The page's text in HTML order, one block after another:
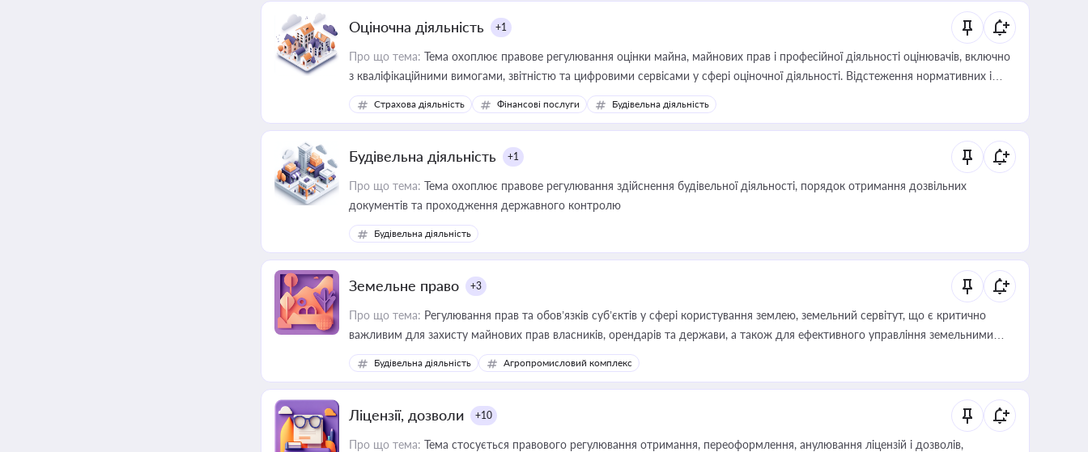
Оціночна діяльність +1
Про що тема: Тема охоплює правове регулювання оцінки майна, майнових прав і професійної діяльності оцінювачів, включно
з кваліфікаційними вимогами, звітністю та цифровими сервісами у сфері оціночної діяльності. Відстеження нормативних і
медійних змін у цій сфері корисне для власника бізнесу, керівника, юриста або бухгалтера під час оподаткування,
приватизації, оренди державного майна, корпоративних угод і перевірки статусу суб'єктів оціночної діяльності
Страхова діяльність Фінансові послуги Будівельна діяльність
Будівельна діяльність +1
Про що тема: Тема охоплює правове регулювання здійснення будівельної діяльності, порядок отримання дозвільних
документів та проходження державного контролю
Будівельна діяльність
Земельне право +3
Про що тема: Регулювання прав та обов’язків суб’єктів у сфері користування землею, земельний сервітут, що є критично
важливим для захисту майнових прав власників, орендарів та держави, а також для ефективного управління земельними
ресурсами
Будівельна діяльність Агропромисловий комплекс
Ліцензії, дозволи +10
Про що тема: Тема стосується правового регулювання отримання, переоформлення, анулювання ліцензій і дозволів,